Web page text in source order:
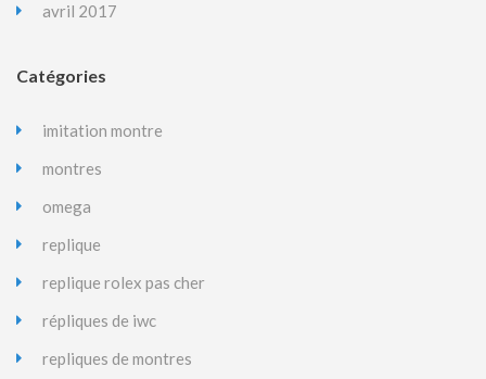
avril 2017
Catégories
imitation montre
montres
omega
replique
replique rolex pas cher
répliques de iwc
repliques de montres